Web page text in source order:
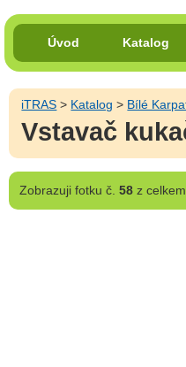
Úvod Katalog
iTRAS > Katalog > Bílé
Vstavač
Zobrazujifotku č. 58z celkem